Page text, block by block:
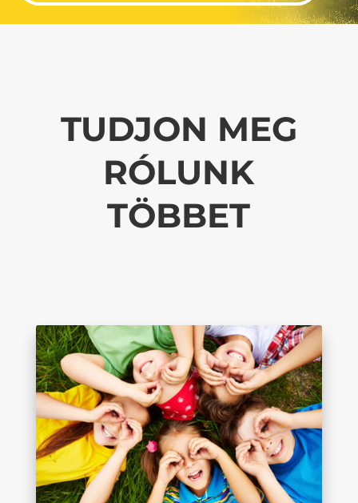
TUDJON MEG
RÓLUNK
TÖBBET